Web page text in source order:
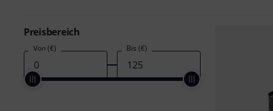
Preisbereich
Von (€) Bis (€)